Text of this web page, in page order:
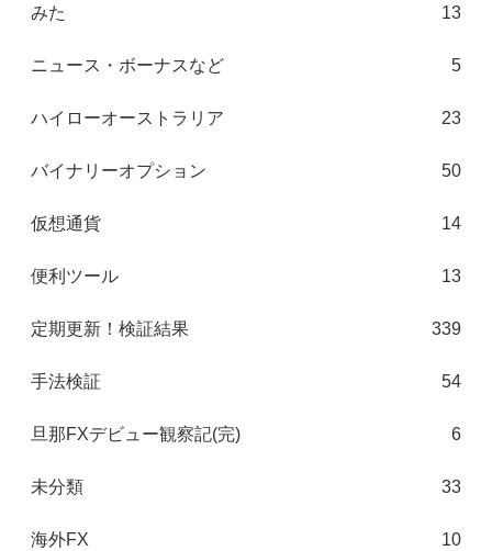
みた
13
ニュース・ボーナスなど 5
ハイローオーストラリア 23
バイナリーオプション 50
仮想通貨 14
便利ツール 13
定期更新！検証結果 339
手法検証 54
旦那FXデビュー観察記(完) 6
未分類 33
海外FX 10